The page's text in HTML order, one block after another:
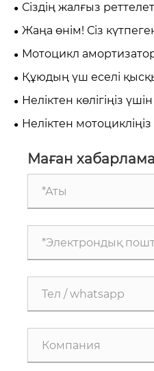
Сіздің жалғыз
шанышқыңыз сыртқы
реттеуді ұсына ма?
Жаңа өнім! Сіз
амортизаторы осында!
Мотоцикл
айдау жайлылығы мен
маңызды?
Құюдың үш еселі
өнімділігін қалай
Неліктен көлігіңіз
реттелетін
Неліктен
таңдайсыз?
Маған